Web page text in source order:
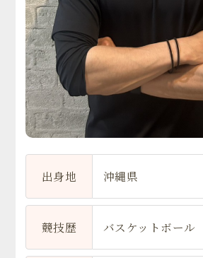
出身地 沖縄県
競技歴 バスケットボール